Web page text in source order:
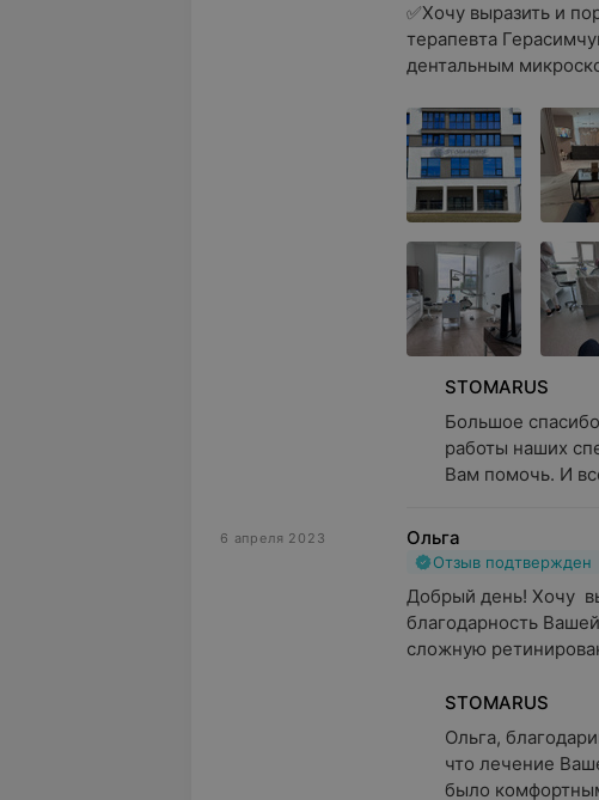
✅Хочу выразить и
терапевта
дентальным
STOMARUS
Большое
работы наших
Вам помочь. И
6 апреля 2023 Ольга
Отзыв подтвержден
Добрый день! Хочу
благодарность
сложную
STOMARUS
Ольга,
что лечение
было